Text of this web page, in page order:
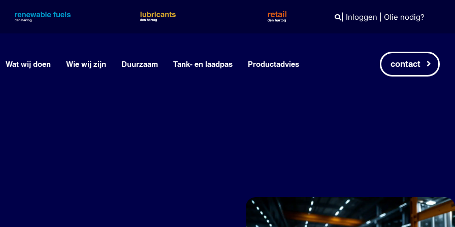
| Inloggen Olie nodig?
Wat wij doen Wie wij zijn Duurzaam Tank- en laadpas Productadvies contact